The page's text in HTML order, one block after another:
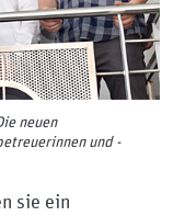
neuen
und -
sie ein